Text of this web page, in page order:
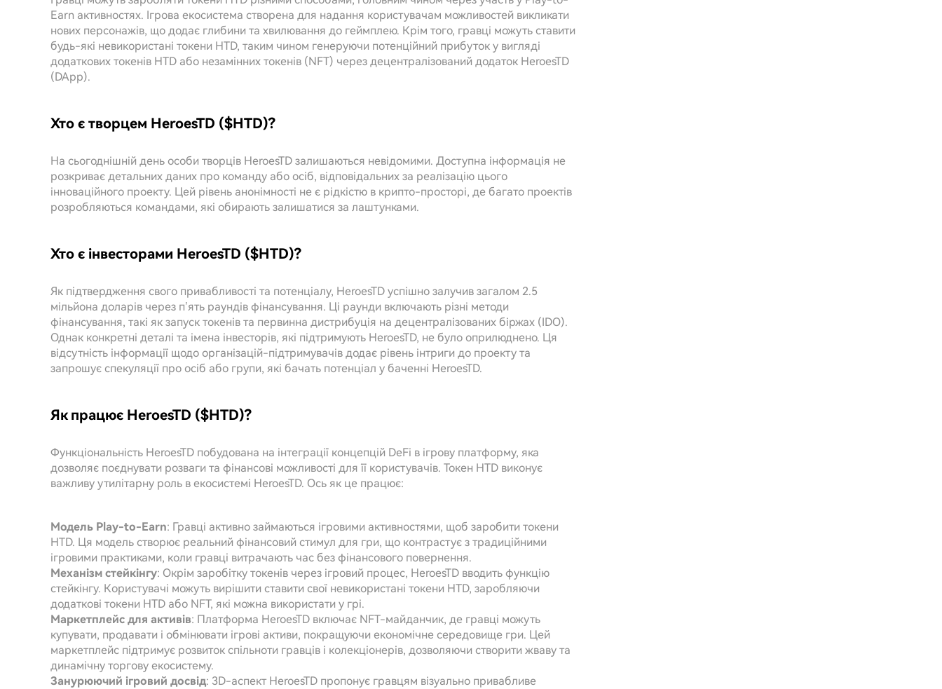
Earn активностях. Ігрова екосистема створена для надання користувачам можливостей викликати
нових персонажів, що додає глибини та хвилювання до геймплею. Крім того, гравці можуть ставити
будь-які невикористані токени HTD, таким чином генеруючи потенційний прибуток у вигляді
додаткових токенів HTD або незамінних токенів (NFT) через децентралізований додаток HeroesTD
(DApp).
Хто є творцем HeroesTD ($HTD)?
На сьогоднішній день особи творців HeroesTD залишаються невідомими. Доступна інформація не
розкриває детальних даних про команду або осіб, відповідальних за реалізацію цього
інноваційного проекту. Цей рівень анонімності не є рідкістю в крипто-просторі, де багато проектів
розробляються командами, які обирають залишатися за лаштунками.
Хто є інвесторами HeroesTD ($HTD)?
Як підтвердження свого привабливості та потенціалу, HeroesTD успішно залучив загалом 2.5
мільйона доларів через п’ять раундів фінансування. Ці раунди включають різні методи
фінансування, такі як запуск токенів та первинна дистрибуція на децентралізованих біржах (IDO).
Однак конкретні деталі та імена інвесторів, які підтримують HeroesTD, не було оприлюднено. Ця
відсутність інформації щодо організацій-підтримувачів додає рівень інтриги до проекту та
запрошує спекуляції про осіб або групи, які бачать потенціал у баченні HeroesTD.
Як працює HeroesTD ($HTD)?
Функціональність HeroesTD побудована на інтеграції концепцій DeFi в ігрову платформу, яка
дозволяє поєднувати розваги та фінансові можливості для її користувачів. Токен HTD виконує
важливу утилітарну роль в екосистемі HeroesTD. Ось як це працює:
Модель Play-to-Earn: Гравці активно займаються ігровими активностями, щоб заробити токени
HTD. Ця модель створює реальний фінансовий стимул для гри, що контрастує з традиційними
ігровими практиками, коли гравці витрачають час без фінансового повернення.
Механізм стейкінгу: Окрім заробітку токенів через ігровий процес, HeroesTD вводить функцію
стейкінгу. Користувачі можуть вирішити ставити свої невикористані токени HTD, заробляючи
додаткові токени HTD або NFT, які можна використати у грі.
Маркетплейс для активів: Платформа HeroesTD включає NFT-майданчик, де гравці можуть
купувати, продавати і обмінювати ігрові активи, покращуючи економічне середовище гри. Цей
маркетплейс підтримує розвиток спільноти гравців і колекціонерів, дозволяючи створити жваву та
динамічну торгову екосистему.
Занурюючий ігровий досвід: 3D-аспект HeroesTD пропонує гравцям візуально привабливе